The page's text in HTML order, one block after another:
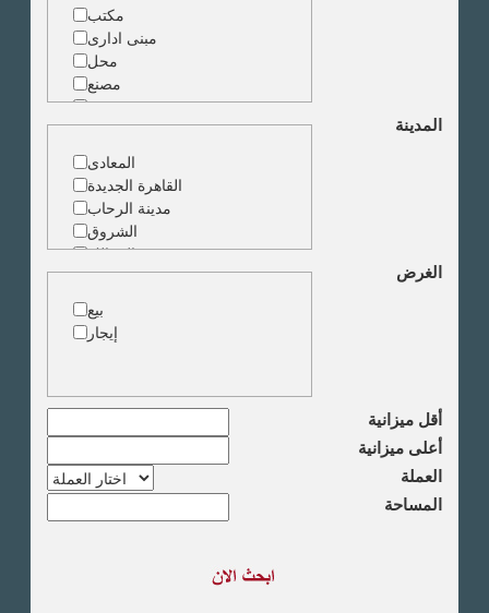
مكتب
مبنى ادارى
محل
مصنع
مخزن
ارض خدمات
المدينة
المعادى
القاهرة الجديدة
مدينة الرحاب
الشروق
الزمالك
جاردن سيتى
دقى
المهندسين
الجيزة
وسط البلد
مصر الجديدة
مدينة نصر
السادس من اكتوبر
الشيخ زايد
الصحراوى
الغرض
بيع
إيجار
أقل ميزانية
أعلى ميزانية
العملة
المساحة